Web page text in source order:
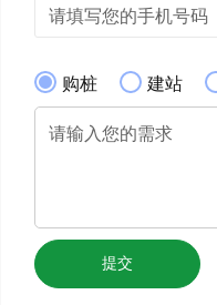
购桩 建站
提交